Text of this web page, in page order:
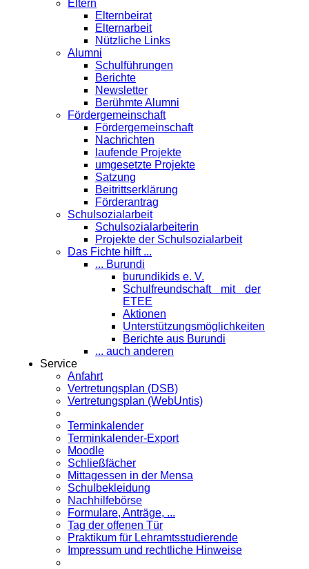
Eltern
Elternbeirat
Elternarbeit
Nützliche Links
Alumni
Schulführungen
Berichte
Newsletter
Berühmte Alumni
Förder­gemeinschaft
Fördergemeinschaft
Nachrichten
laufende Projekte
umgesetzte Projekte
Satzung
Beitrittserklärung
Förderantrag
Schul­sozialarbeit
Schulsozialarbeiterin
Projekte der Schulsozialarbeit
Das Fichte hilft ...
... Burundi
burundikids e. V.
Schulfreundschaft mit der
ETEE
Aktionen
Unterstützungsmöglichkeiten
Berichte aus Burundi
... auch anderen
Service
Anfahrt
Vertretungsplan (DSB)
Vertretungsplan (WebUntis)
Terminkalender
Terminkalender-Export
Moodle
Schließfächer
Mittagessen in der Mensa
Schulbekleidung
Nachhilfebörse
Formulare, Anträge, ...
Tag der offenen Tür
Praktikum für Lehramts­studierende
Impressum und rechtliche Hinweise